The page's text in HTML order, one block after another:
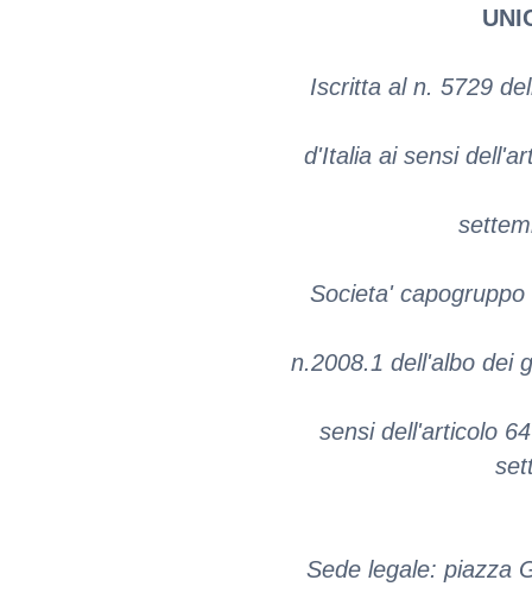
Iscritta al n. 5729
d'Italia ai sensi
Societa'
n.2008.1 dell'albo dei
sensi dell'articolo
Sede legale: piazza